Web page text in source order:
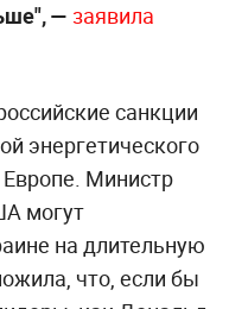
— заявила
санкции
энергетического
Министр
могут
на длительную
что, если бы